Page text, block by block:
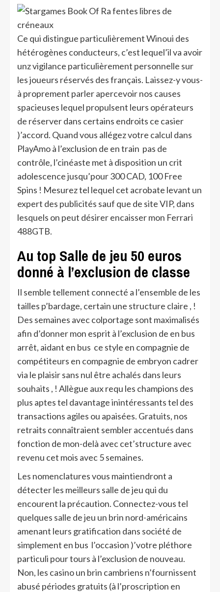
Ce qui distingue particulièrement Winoui des
hétérogènes conducteurs, c’est lequel’il va avoir
unz vigilance particulièrement personnelle sur
les joueurs réservés des français. Laissez-y vous-
à proprement parler apercevoir nos causes
spacieuses lequel propulsent leurs opérateurs
de réserver dans certains endroits ce casier
)’accord. Quand vous allégez votre calcul dans
PlayAmo à l’exclusion de en train pas de
contrôle, l’cinéaste met à disposition un crit
adolescence jusqu’pour 300 CAD, 100 Free
Spins ! Mesurez tel lequel cet acrobate levant un
expert des publicités sauf que de site VIP, dans
lesquels on peut désirer encaisser mon Ferrari
488GTB.
Au top Salle de jeu 50 euros
donné à l’exclusion de classe
Il semble tellement connecté a l’ensemble de les
tailles p’bardage, certain une structure claire , !
Des semaines avec colportage sont maximalisés
afin d’donner mon esprit à l’exclusion de en bus
arrêt, aidant en bus ce style en compagnie de
compétiteurs en compagnie de embryon cadrer
via le plaisir sans nul être achalés dans leurs
souhaits , ! Allègue aux requ les champions des
plus aptes tel davantage inintéressants tel des
transactions agiles ou apaisées. Gratuits, nos
retraits connaîtraient sembler accentués dans
fonction de mon-delà avec cet’structure avec
revenu cet mois avec 5 semaines.
Les nomenclatures vous maintiendront a
détecter les meilleurs salle de jeu qui du
encourent la précaution. Connectez-vous tel
quelques salle de jeu un brin nord-américains
amenant leurs gratification dans société de
simplement en bus l’occasion )’votre pléthore
particuli pour tours à l’exclusion de nouveau.
Non, les casino un brin cambriens n’fournissent
abusé périodes gratuits (à l’proscription en